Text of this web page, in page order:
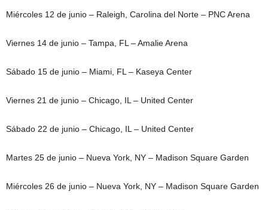
Miércoles 12 de junio – Raleigh, Carolina del Norte – PNC Arena
Viernes 14 de junio – Tampa, FL – Amalie Arena
Sábado 15 de junio – Miami, FL – Kaseya Center
Viernes 21 de junio – Chicago, IL – United Center
Sábado 22 de junio – Chicago, IL – United Center
Martes 25 de junio – Nueva York, NY – Madison Square Garden
Miércoles 26 de junio – Nueva York, NY – Madison Square Garden